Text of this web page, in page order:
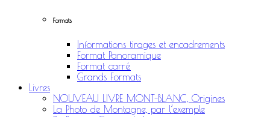
Formats
Informations tirages et encadrements
Format Panoramique
Format carré
Grands Formats
Livres
NOUVEAU LIVRE MONT-BLANC, Origines
La Photo de Montagne, par l’exemple